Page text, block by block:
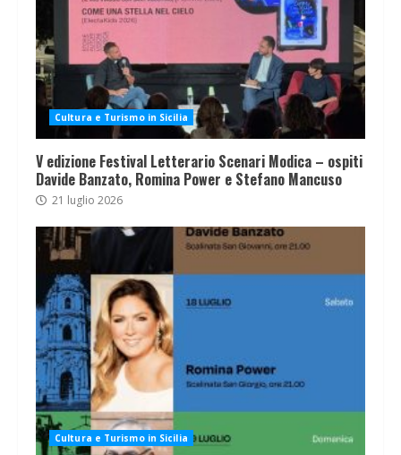
Cultura e Turismo in Sicilia
V edizione Festival Letterario Scenari Modica – ospiti
Davide Banzato, Romina Power e Stefano Mancuso
21 luglio 2026
Cultura e Turismo in Sicilia